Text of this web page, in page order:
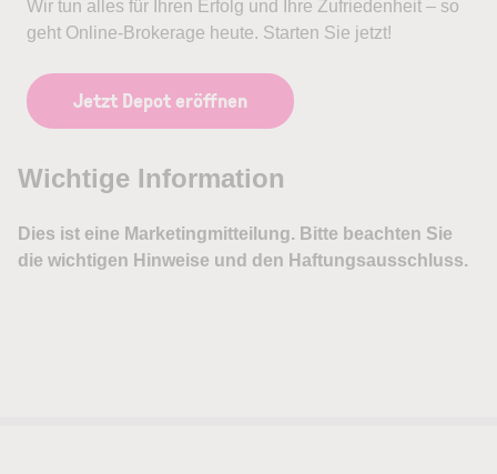
Wir tun alles für Ihren Erfolg und Ihre Zufriedenheit – so
geht Online-Brokerage heute. Starten Sie jetzt!
Jetzt Depot eröffnen